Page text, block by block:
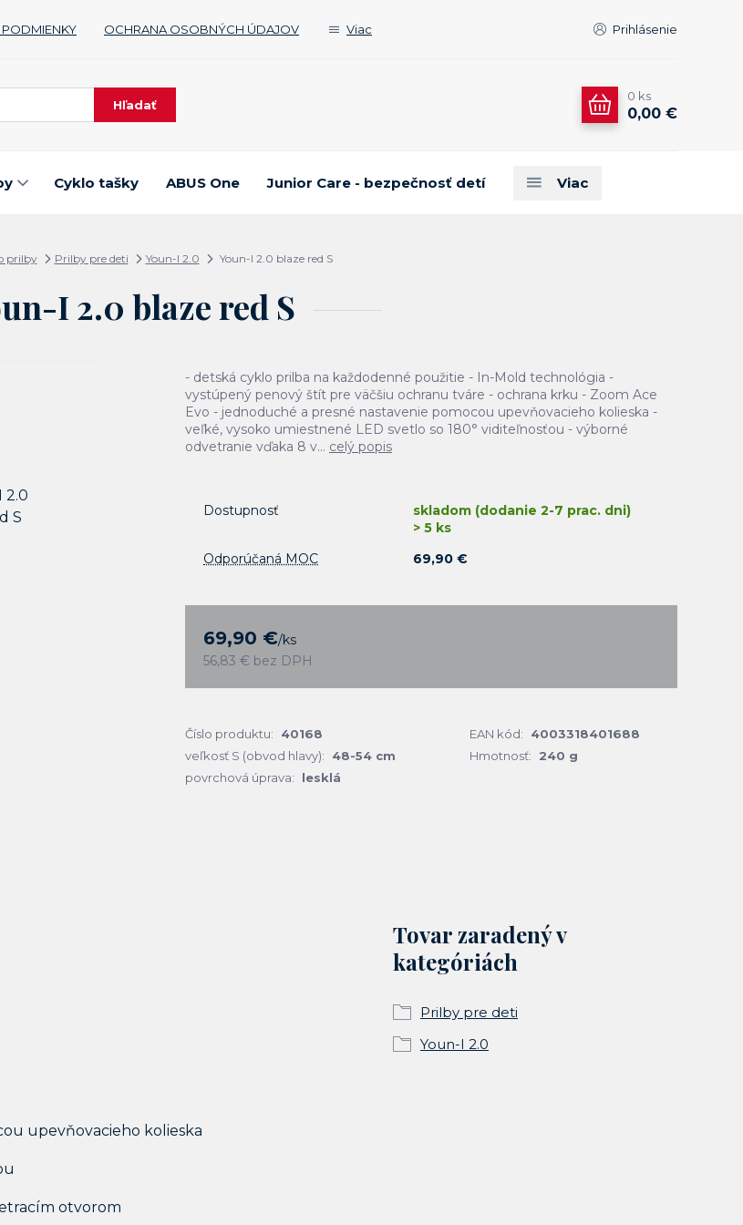
OCHRANA OSOBNÝCH ÚDAJOV Viac Prihlásenie
Hľadať
0 ks
0,00 €
Cyklo tašky ABUS One Junior Care - bezpečnosť detí Viac
prilby Prilby pre deti Youn-I 2.0 Youn-I 2.0 blaze red S
I 2.0 blaze red S
- detská cyklo prilba na každodenné použitie - In-Mold technológia -
vystúpený penový štít pre väčšiu ochranu tváre - ochrana krku - Zoom Ace
Evo - jednoduché a presné nastavenie pomocou upevňovacieho kolieska -
veľké, vysoko umiestnené LED svetlo so 180° viditeľnosťou - výborné
odvetranie vďaka 8 v... celý popis
Dostupnosť
skladom (dodanie 2-7 prac. dni)
> 5 ks
Odporúčaná MOC
69,90 €
69,90 €/ks
56,83 € bez DPH
Číslo produktu: 40168 EAN kód:
4003318401688
veľkosť S (obvod hlavy):
48-54 cm Hmotnosť:
240 g
povrchová úprava:
lesklá
upevňovacieho kolieska
otvorom
Tovar zaradený v
kategóriách
Prilby pre deti
Youn-I 2.0